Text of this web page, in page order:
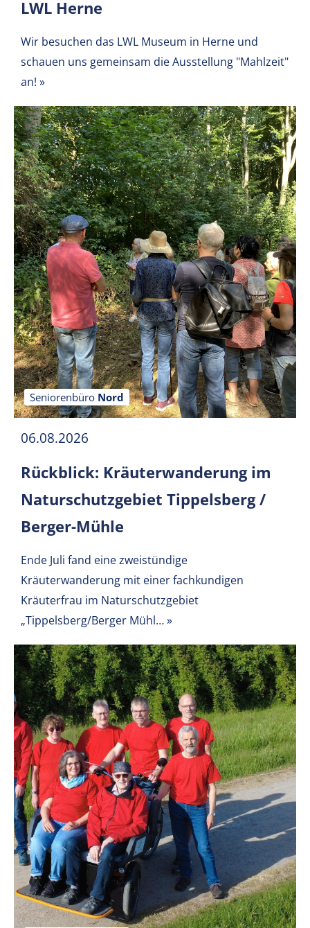
LWL Herne
Wir besuchen das LWL Museum in Herne und
schauen uns gemeinsam die Ausstellung "Mahlzeit"
an! »
Seniorenbüro Nord
06.08.2026
Rückblick: Kräuterwanderung im
Naturschutzgebiet Tippelsberg /
Berger-Mühle
Ende Juli fand eine zweistündige
Kräuterwanderung mit einer fachkundigen
Kräuterfrau im Naturschutzgebiet
„Tippelsberg/Berger Mühl…»